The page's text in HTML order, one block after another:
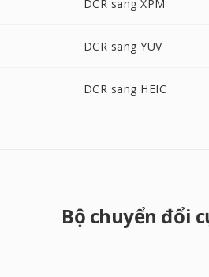
DCR sang XPM
DCR sang YUV
DCR sang HEIC
Bộ chuyển đổi